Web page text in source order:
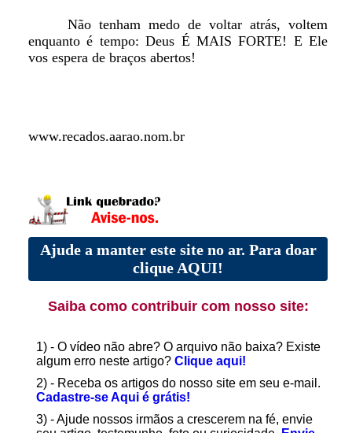
Não tenham medo de voltar atrás, voltem
enquanto é tempo: Deus É MAIS FORTE! E Ele
vos espera de braços abertos!
www.recados.aarao.nom.br
Ajude a manter este site no ar. Para doar
clique AQUI!
Saiba como contribuir com nosso site:
1) - O vídeo não abre? O arquivo não baixa? Existe
algum erro neste artigo? Clique aqui!
2) - Receba os artigos do nosso site em seu e-mail.
Cadastre-se Aqui é grátis!
3) - Ajude nossos irmãos a crescerem na fé, envie